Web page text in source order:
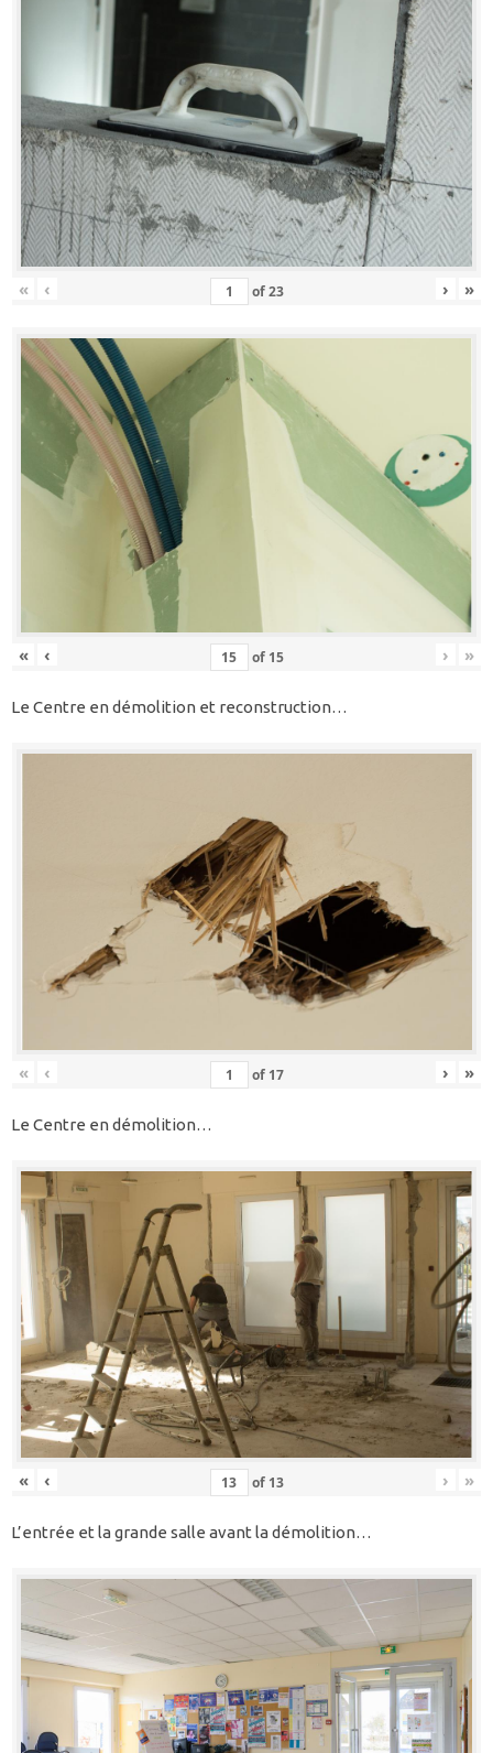
« ‹ of23 › »
« ‹ of 15 › »
Le Centre en démolition et reconstruction…
« ‹ of 17 › »
Le Centre en démolition…
« ‹ of 13 › »
L’entrée et la grande salle avant la démolition…